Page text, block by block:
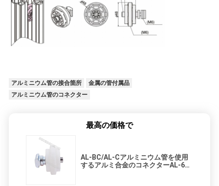
アルミニウム管の接合箇所
金属の管付属品
アルミニウム管のコネクター
最高の価格で
AL-BC/AL-Cアルミニウム管を使用
するアルミ合金のコネクターAL-66